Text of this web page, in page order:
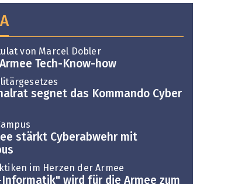
von Marcel Dobler
Tech-Know-how
segnet das Kommando Cyber
stärkt Cyberabwehr mit
im Herzen der Armee
wird für die Armee zum